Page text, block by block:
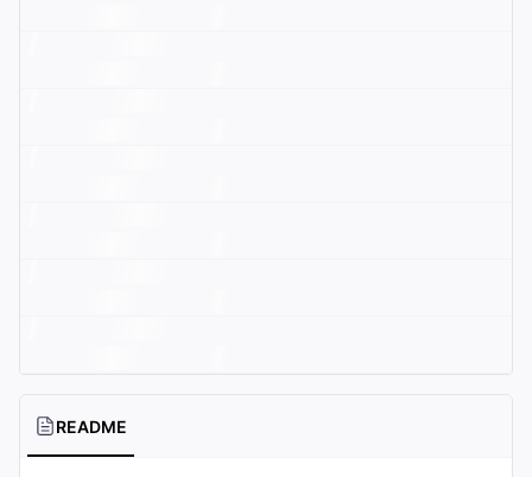
README